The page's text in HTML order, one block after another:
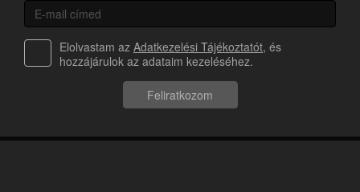
Elolvastam az Adatkezelési Tájékoztatót, és
hozzájárulok az adataim kezeléséhez.
Feliratkozom